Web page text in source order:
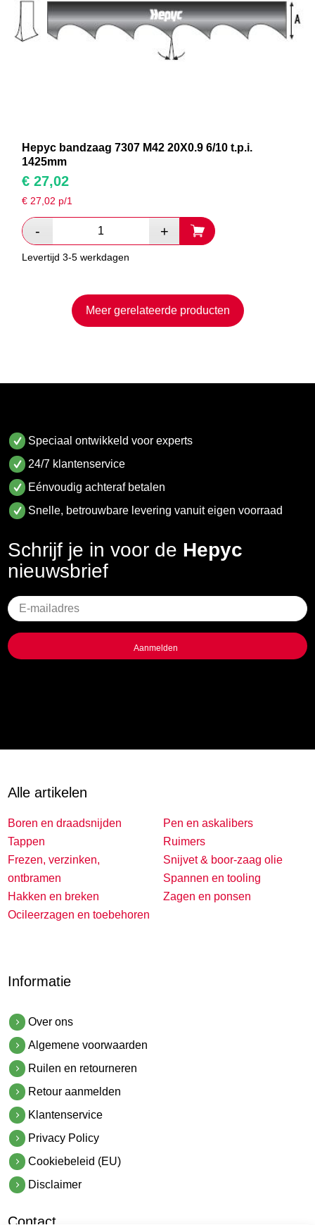
Hepyc bandzaag 7307 M42 20X0.9 6/10 t.p.i.
1425mm
€ 27,02
€27,02 p/1
Levertijd 3-5 werkdagen
Meer gerelateerde producten
Speciaal ontwikkeld voor experts
24/7 klantenservice
Eénvoudig achteraf betalen
Snelle, betrouwbare levering vanuit eigen voorraad
Schrijf je in voor de Hepyc
nieuwsbrief
Geen
titel
Alle artikelen
Boren en draadsnijden
Tappen
Frezen, verzinken,
ontbramen
Hakken en breken
Ocileerzagen en toebehoren
Pen en askalibers
Ruimers
Snijvet & boor-zaag olie
Spannen en tooling
Zagen en ponsen
Informatie
Over ons
Algemene voorwaarden
Ruilen en retourneren
Retour aanmelden
Klantenservice
Privacy Policy
Cookiebeleid (EU)
Disclaimer
Contact